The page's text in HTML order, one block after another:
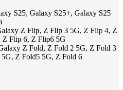
S25, Galaxy S25+, Galaxy S25
Z Flip, Z Flip 3 5G, Z Flip 4, Z
Flip 6, Z Flip6 5G
Z Fold, Z Fold 2 5G, Z Fold 3
Z Fold5 5G, Z Fold 6